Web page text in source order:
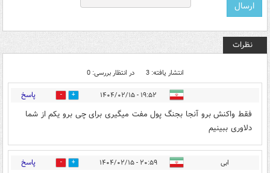
نظرات
انتشار یافته: 3 در انتظار بررسی: 0
۱۹:۵۲ - ۱۴۰۴/۰۲/۱۵ 1 پاسخ
فقط واکنش برو آنجا بجنگ پول مفت میگیری برای چی برو یکم از شما
دلاوری ببینیم
ابی ۲۰:۵۹ - ۱۴۰۴/۰۲/۱۵ 2 پاسخ